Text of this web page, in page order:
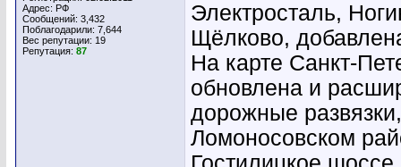
Адрес: РФ
Сообщений: 3,432
Поблагодарили: 7,644
Вес репутации: 19
Репутация: 87
Электросталь,
Щёлково,
На карте Санкт-
обновлена и
дорожные
Ломоносовском